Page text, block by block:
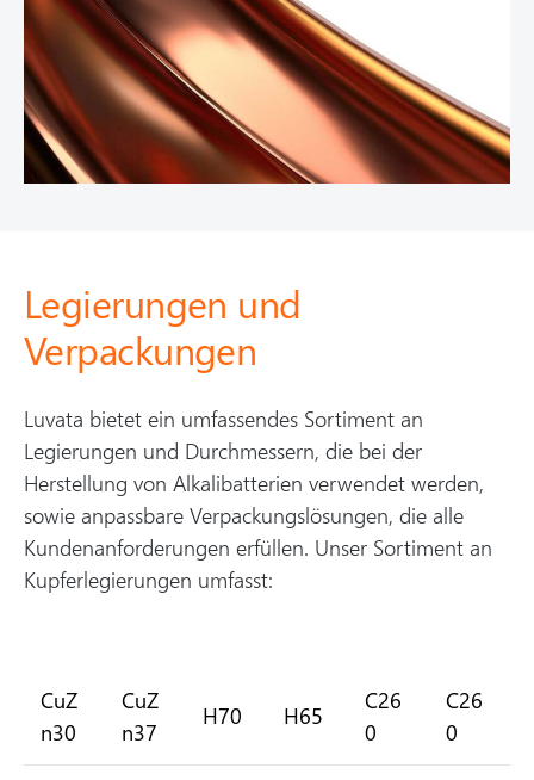
Legierungen und
Verpackungen
Luvata bietet ein umfassendes Sortiment an
Legierungen und Durchmessern, die bei der
Herstellung von Alkalibatterien verwendet werden,
sowie anpassbare Verpackungslösungen, die alle
Kundenanforderungen erfüllen. Unser Sortiment an
Kupferlegierungen umfasst:
CuZ
n30
CuZ
n37
H70 H65
C26
0
C26
0